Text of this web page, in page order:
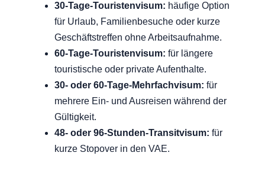
30-Tage-Touristenvisum: häufige Option
für Urlaub, Familienbesuche oder kurze
Geschäftstreffen ohne Arbeitsaufnahme.
60-Tage-Touristenvisum: für längere
touristische oder private Aufenthalte.
30- oder 60-Tage-Mehrfachvisum: für
mehrere Ein- und Ausreisen während der
Gültigkeit.
48- oder 96-Stunden-Transitvisum: für
kurze Stopover in den VAE.